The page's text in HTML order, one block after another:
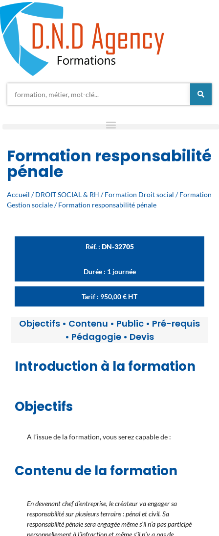
Formation responsabilité
pénale
Accueil /DROIT SOCIAL & RH /Formation Droit social /Formation
Gestion sociale/ Formation responsabilité pénale
Réf. : DN-32705
Durée : 1 journée
Tarif : 950,00€ HT
Objectifs • Contenu • Public • Pré-requis
• Pédagogie • Devis
Introduction à la formation
Objectifs
A l’issue de la formation, vous serez capable de :
Contenu de la formation
En devenant chef d’entreprise, le créateur va engager sa
responsabilité sur plusieurs terrains : pénal et civil. Sa
responsabilité pénale sera engagée même s’il n’a pas participé